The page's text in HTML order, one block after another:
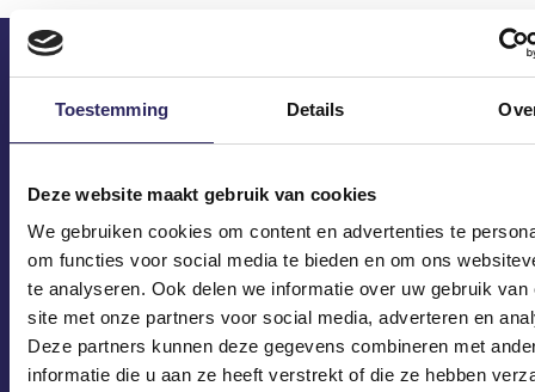
Toestemming Details
Deze website maakt gebruik van cookies
We gebruiken cookies om content en advertenties te
om functies voor social media te bieden en om ons
te analyseren. Ook delen we informatie over uw gebruik van
site met onze partners voor social media, adverteren en
Deze partners kunnen deze gegevens combineren met
informatie die u aan ze heeft verstrekt of die ze hebben
ECA in je mailbox?